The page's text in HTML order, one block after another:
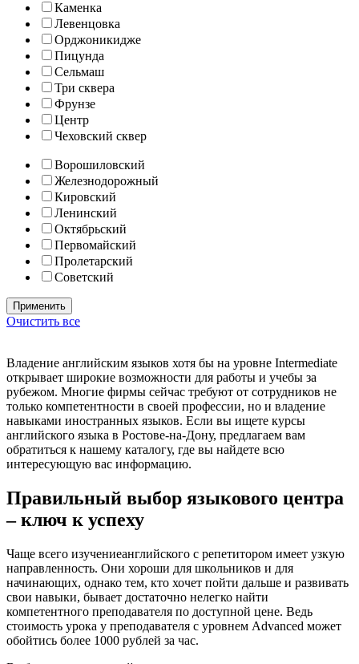
Каменка
Левенцовка
Орджоникидже
Пицунда
Сельмаш
Три сквера
Фрунзе
Центр
Чеховский сквер
Ворошиловский
Железнодорожный
Кировский
Ленинский
Октябрьский
Первомайский
Пролетарский
Советский
Очистить все
Владение английским языков хотя бы на уровне Intermediate
открывает широкие возможности для работы и учебы за
рубежом. Многие фирмы сейчас требуют от сотрудников не
только компетентности в своей профессии, но и владение
навыками иностранных языков. Если вы ищете курсы
английского языка в Ростове-на-Дону, предлагаем вам
обратиться к нашему каталогу, где вы найдете всю
интересующую вас информацию.
Правильный выбор языкового центра
– ключ к успеху
Чаще всего изучениеанглийского с репетитором имеет узкую
направленность. Они хороши для школьников и для
начинающих, однако тем, кто хочет пойти дальше и развивать
свои навыки, бывает достаточно нелегко найти
компетентного преподавателя по доступной цене. Ведь
стоимость урока у преподавателя с уровнем Advanced может
обойтись более 1000 рублей за час.